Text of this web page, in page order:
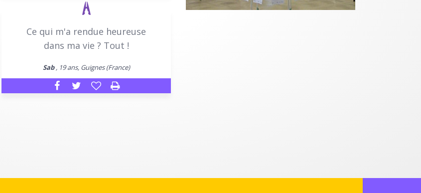
Ce qui m'a rendue heureuse
dans ma vie ? Tout !
Sab, 19 ans, Guignes (France)